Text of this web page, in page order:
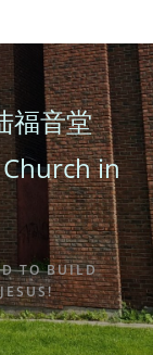
福音堂
in
TO BUILD